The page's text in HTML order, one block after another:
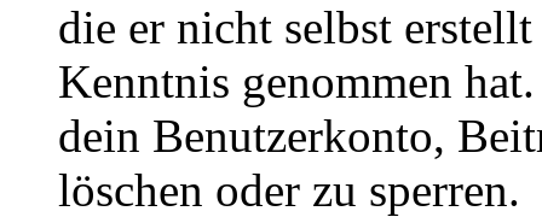
die er nicht selbst
Kenntnis genommen
dein Benutzerkonto,
löschen oder zu sperren.